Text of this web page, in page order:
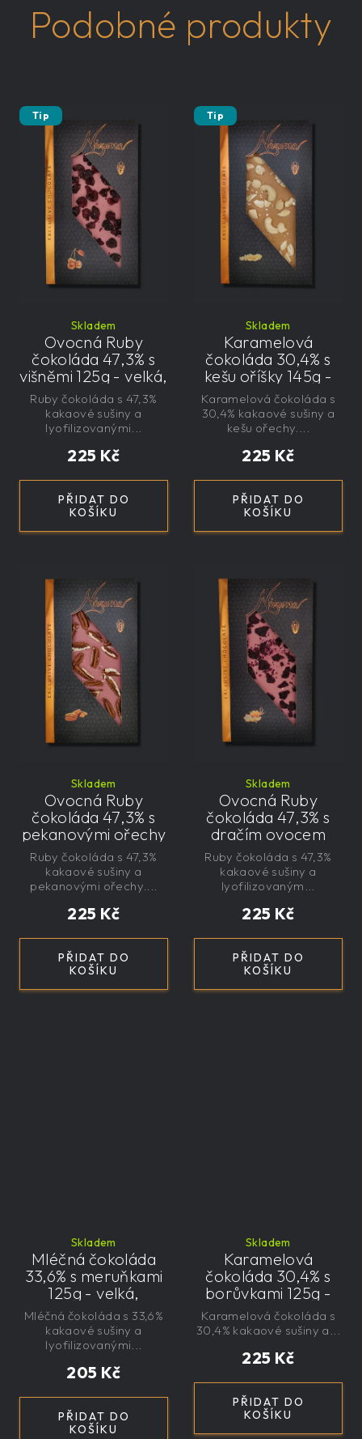
Podobné produkty
Tip
Skladem
Ovocná Ruby
čokoláda 47,3% s
višněmi 125g - velká,
řemeslná,
exkluzivní, dárková
225 Kč
PŘIDAT DO
KOŠÍKU
Ruby čokoláda s 47,3%
kakaové sušiny a
lyofilizovanými...
Tip
Skladem
Karamelová
čokoláda 30,4% s
kešu oříšky 145g -
velká, řemeslná,
exkluzivní, dárková
225 Kč
PŘIDAT DO
KOŠÍKU
Karamelová čokoláda s
30,4% kakaové sušiny a
kešu ořechy....
Skladem
Ovocná Ruby
čokoláda 47,3% s
pekanovými ořechy
145g - velká,
řemeslná,
exkluzivní, dárková
225 Kč
PŘIDAT DO
KOŠÍKU
Ruby čokoláda s 47,3%
kakaové sušiny a
pekanovými ořechy....
Skladem
Ovocná Ruby
čokoláda 47,3% s
dračím ovocem
125g - velká,
řemeslná,
exkluzivní, dárková
225 Kč
PŘIDAT DO
KOŠÍKU
Ruby čokoláda s 47,3%
kakaové sušiny a
lyofilizovaným...
Skladem
Mléčná čokoláda
33,6% s meruňkami
125g - velká,
řemeslná,
exkluzivní, dárková
205 Kč
PŘIDAT DO
KOŠÍKU
Mléčná čokoláda s 33,6%
kakaové sušiny a
lyofilizovanými...
Skladem
Karamelová
čokoláda 30,4% s
borůvkami 125g -
velká, řemeslná,
exkluzivní, dárková
225 Kč
PŘIDAT DO
KOŠÍKU
Karamelová čokoláda s
30,4% kakaové sušiny a...